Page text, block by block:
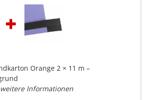
Orange 2 × 11 m –
weitere Informationen